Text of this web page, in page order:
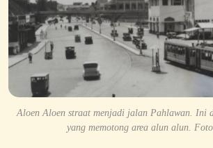
Aloen Aloen straat menjadi jalan Pahlawan. Ini
yang memotong area alun alun.